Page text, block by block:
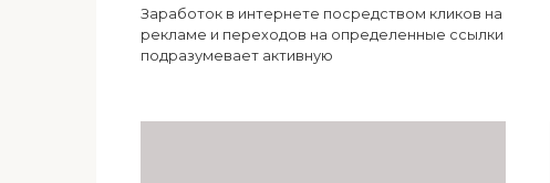
Заработок в интернете посредством кликов на
рекламе и переходов на определенные ссылки
подразумевает активную